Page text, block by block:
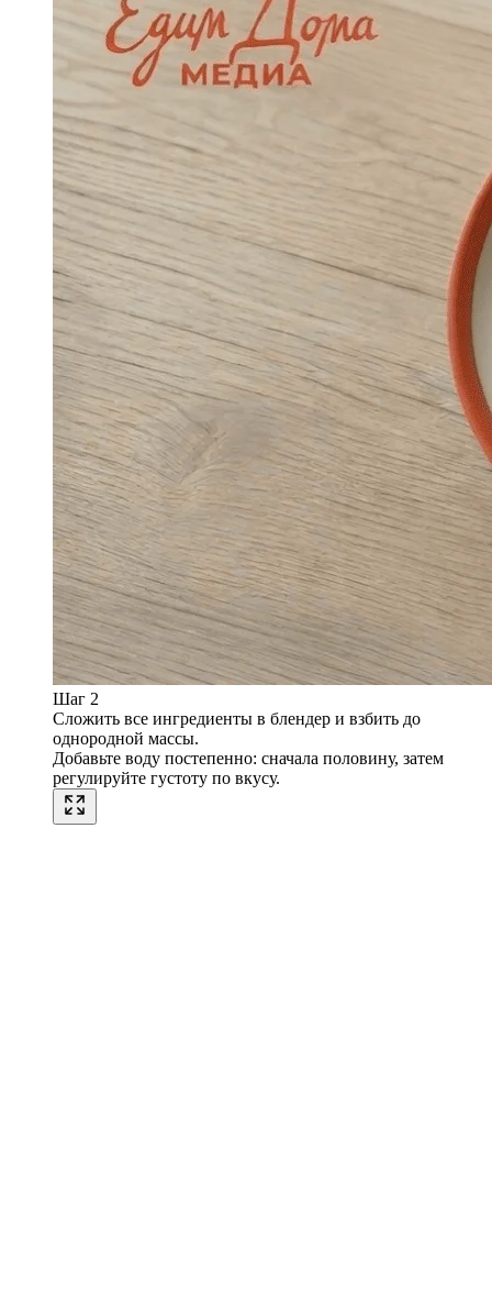
Шаг 2
Сложить все ингредиенты в блендер и взбить до
однородной массы.
Добавьте воду постепенно: сначала половину, затем
регулируйте густоту по вкусу.